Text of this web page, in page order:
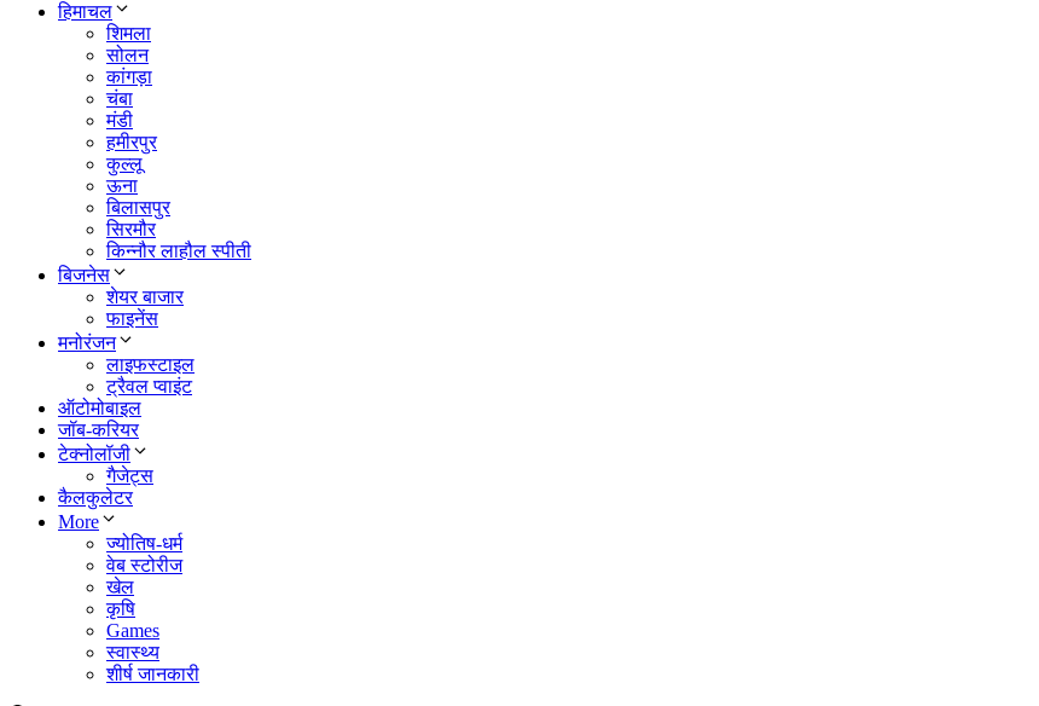
हिमाचल
शिमला
सोलन
कांगड़ा
चंबा
मंडी
हमीरपुर
कुल्लू
ऊना
बिलासपुर
सिरमौर
किन्नौर लाहौल स्पीती
बिजनेस
शेयर बाजार
फाइनेंस
मनोरंजन
लाइफस्टाइल
ट्रैवल प्वाइंट
ऑटोमोबाइल
जॉब-करियर
टेक्नोलॉजी
गैजेट्स
कैलकुलेटर
More
ज्योतिष-धर्म
वेब स्टोरीज
खेल
कृषि
Games
स्वास्थ्य
शीर्ष जानकारी